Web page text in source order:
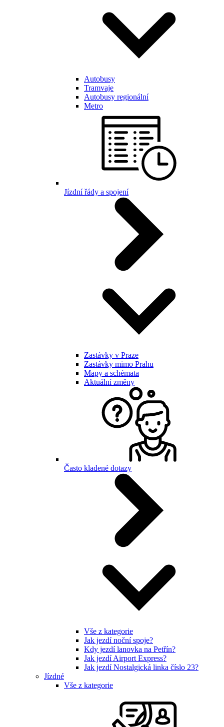
Autobusy
Tramvaje
Autobusy regionální
Metro
Jízdní řády a spojení
Zastávky v Praze
Zastávky mimo Prahu
Mapy a schémata
Aktuální změny
Často kladené dotazy
Vše z kategorie
Jak jezdí noční spoje?
Kdy jezdí lanovka na Petřín?
Jak jezdí Airport Express?
Jak jezdí Nostalgická linka číslo 23?
Jízdné
Vše z kategorie